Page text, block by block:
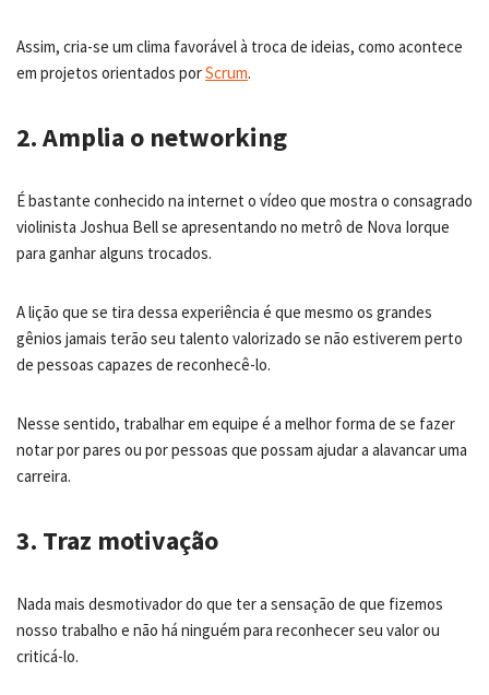
Assim, cria-se um clima favorável à troca de ideias, como acontece
em projetos orientados porScrum.
2. Amplia o networking
É bastante conhecido na internet o vídeo que mostra o consagrado
violinista Joshua Bell se apresentando no metrô de Nova Iorque
para ganhar alguns trocados.
A lição que se tira dessa experiência é que mesmo os grandes
gênios jamais terão seu talento valorizado se não estiverem perto
de pessoas capazes de reconhecê-lo.
Nesse sentido, trabalhar em equipe é a melhor forma de se fazer
notar por pares ou por pessoas que possam ajudar a alavancar uma
carreira.
3. Traz motivação
Nada mais desmotivador do que ter a sensação de que fizemos
nosso trabalho e não há ninguém para reconhecer seu valor ou
criticá-lo.